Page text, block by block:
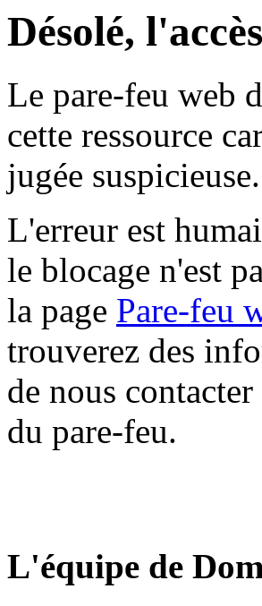
Désolé,
Le pare-feu web
cette ressource
jugée suspicieuse.
L'erreur est
le blocage n'est
la page Pare-feu
trouverez des
de nous
du pare-feu.
L'équipe de